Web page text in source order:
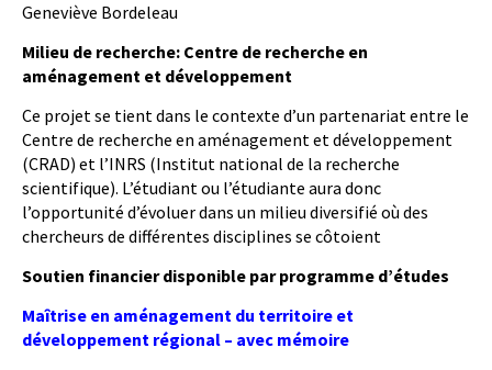
Geneviève Bordeleau
Milieu de recherche: Centre de recherche en
aménagement et développement
Ce projet se tient dans le contexte d’un partenariat entre le
Centre de recherche en aménagement et développement
(CRAD) et l’INRS (Institut national de la recherche
scientifique). L’étudiant ou l’étudiante aura donc
l’opportunité d’évoluer dans un milieu diversifié où des
chercheurs de différentes disciplines se côtoient
Soutien financier disponible par programme d’études
Maîtrise en aménagement du territoire et
développement régional – avec mémoire